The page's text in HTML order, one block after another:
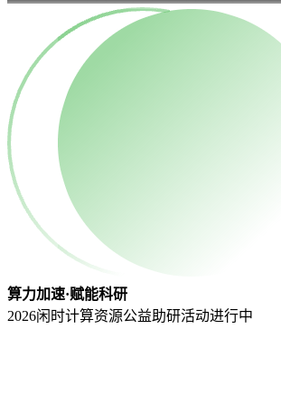
算力加速·赋能科研
2026闲时计算资源公益助研活动进行中